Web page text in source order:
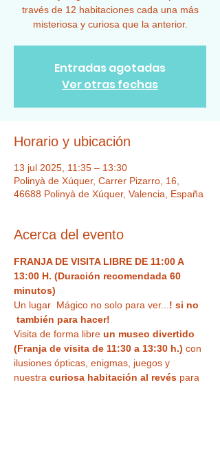
través de 12 habitaciones cada una más
misteriosa y curiosa que la anterior.
Entradas agotadas
Ver otras fechas
Horario y ubicación
13 jul 2025, 11:35 – 13:30
Polinyà de Xúquer, Carrer Pizarro, 16,
46688 Polinyà de Xúquer, Valencia, España
Acerca del evento
FRANJA DE VISITA LIBRE DE 11:00 A
13:00 H. (Duración recomendada 60
minutos)
Un lugar  Mágico no solo para ver... ! si no
también para hacer!
Visita de forma libre un museo divertido
(Franja de visita de 11:30 a 13:30 h.) con
ilusiones ópticas, enigmas, juegos y
nuestra curiosa habitación al revés para